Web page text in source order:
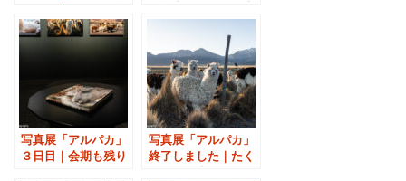
写真展「アルパカ」
３日目｜会期も残り
写真展「アルパカ」
終了しました｜たく